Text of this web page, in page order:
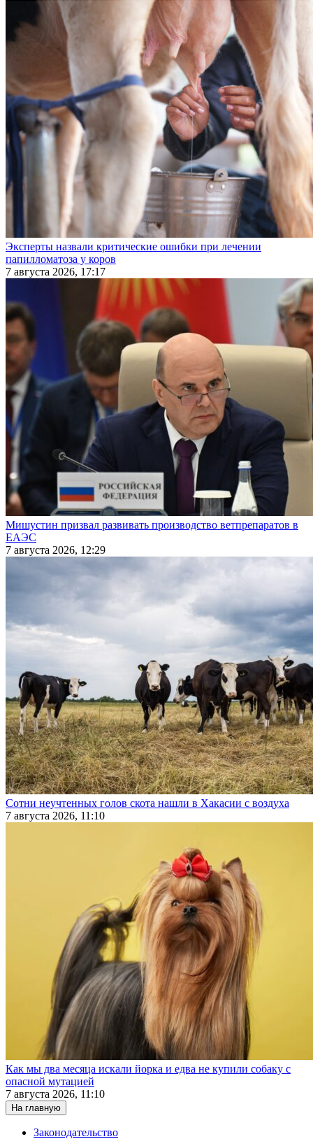
Эксперты назвали критические ошибки при лечении
папилломатоза у коров
7 августа 2026, 17:17
Мишустин призвал развивать производство ветпрепаратов в
ЕАЭС
7 августа 2026, 12:29
Сотни неучтенных голов скота нашли в Хакасии с воздуха
7 августа 2026, 11:10
Как мы два месяца искали йорка и едва не купили собаку с
опасной мутацией
7 августа 2026, 11:10
На главную
Законодательство